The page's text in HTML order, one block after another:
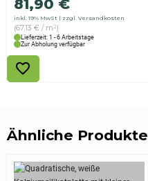
81,90 €
inkl. 19% MwSt zzgl. Versandkosten
(67,13 € / m²)
Lieferzeit: 1 - 6 Arbeitstage
Zur Abholung verfügbar
Ähnliche Produkte